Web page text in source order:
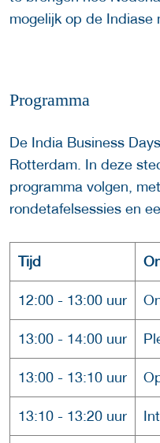
mogelijk op de Indiase
Programma
De India Business
Rotterdam. In deze
programma volgen,
rondetafelsessies en
Tijd
12:00 - 13:00 uur
13:00 - 14:00 uur
13:00 - 13:10 uur
13:10 - 13:20 uur